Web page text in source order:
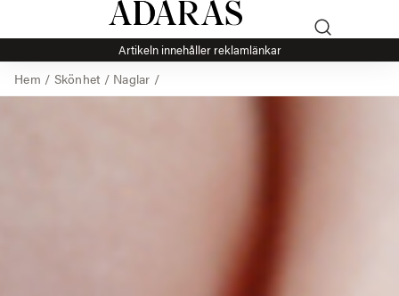
Artikeln innehåller reklamlänkar
Hem / Skönhet/ Naglar /